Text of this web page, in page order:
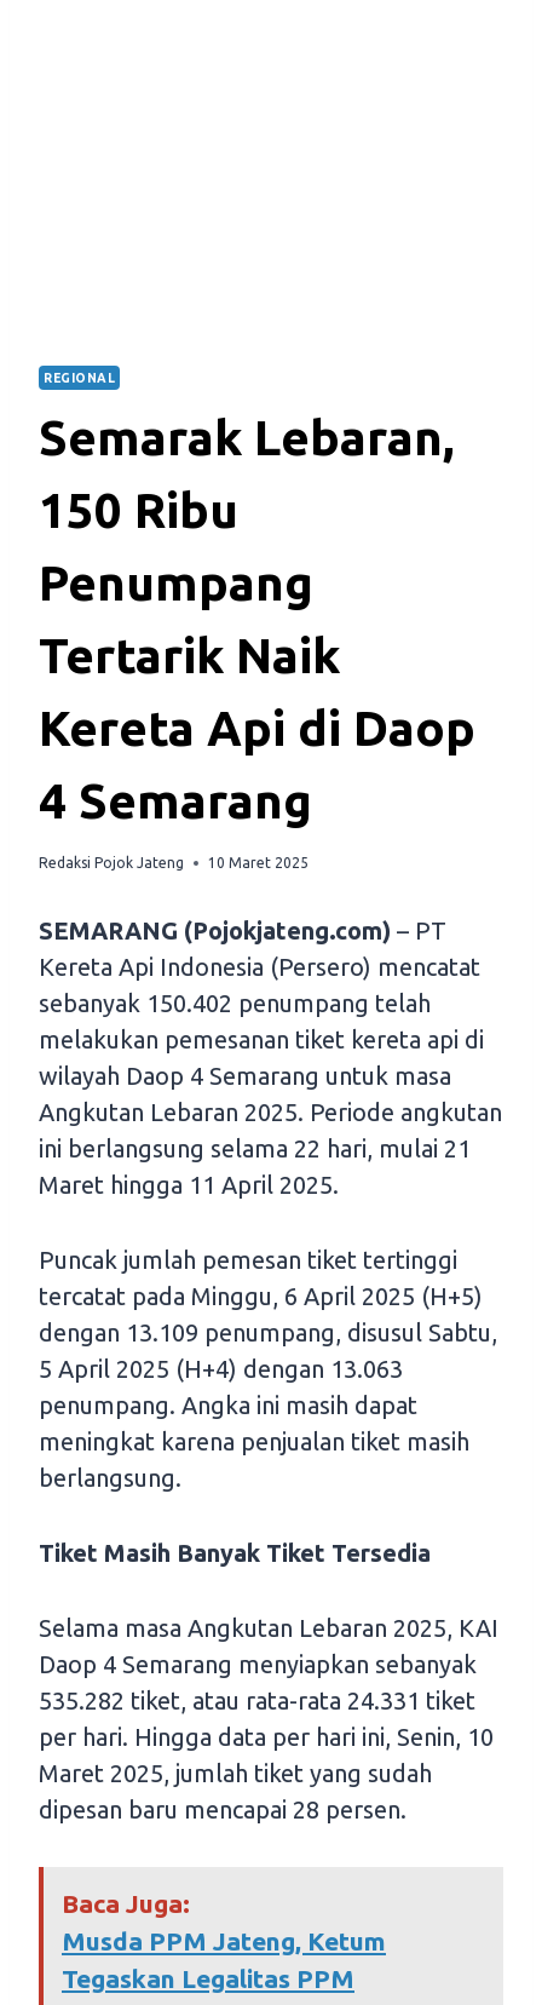
REGIONAL
Semarak Lebaran,
150 Ribu
Penumpang
Tertarik Naik
Kereta Api di Daop
4 Semarang
Redaksi Pojok Jateng 10 Maret 2025
SEMARANG (Pojokjateng.com) – PT
Kereta Api Indonesia (Persero) mencatat
sebanyak 150.402 penumpang telah
melakukan pemesanan tiket kereta api di
wilayah Daop 4 Semarang untuk masa
Angkutan Lebaran 2025. Periode angkutan
ini berlangsung selama 22 hari, mulai 21
Maret hingga 11 April 2025.
Puncak jumlah pemesan tiket tertinggi
tercatat pada Minggu, 6 April 2025 (H+5)
dengan 13.109 penumpang, disusul Sabtu,
5 April 2025 (H+4) dengan 13.063
penumpang. Angka ini masih dapat
meningkat karena penjualan tiket masih
berlangsung.
Tiket Masih Banyak Tiket Tersedia
Selama masa Angkutan Lebaran 2025, KAI
Daop 4 Semarang menyiapkan sebanyak
535.282 tiket, atau rata-rata 24.331 tiket
per hari. Hingga data per hari ini, Senin, 10
Maret 2025, jumlah tiket yang sudah
dipesan baru mencapai 28 persen.
Baca Juga:
Musda PPM Jateng, Ketum
Tegaskan Legalitas PPM